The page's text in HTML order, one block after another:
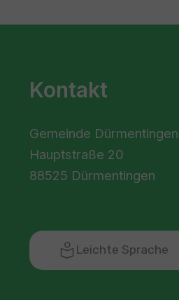
Kontakt
Gemeinde Dürmentingen
Hauptstraße 20
88525 Dürmentingen
Leichte Sprache